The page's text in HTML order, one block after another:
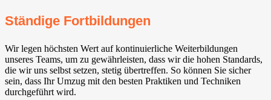
Ständige Fortbildungen
Wir legen höchsten Wert auf kontinuierliche Weiterbildungen
unseres Teams, um zu gewährleisten, dass wir die hohen Standards,
die wir uns selbst setzen, stetig übertreffen. So können Sie sicher
sein, dass Ihr Umzug mit den besten Praktiken und Techniken
durchgeführt wird.